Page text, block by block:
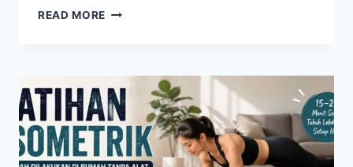
READ MORE MENGAPA
NAIK
SAAT
BANGUN
TIDUR?
INI
PENJELASAN